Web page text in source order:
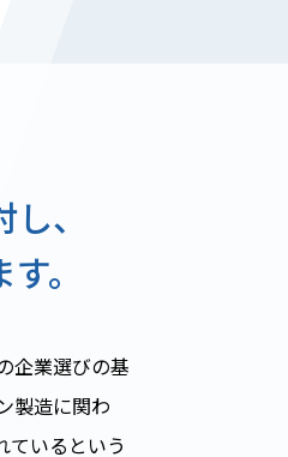
、
。
企業選びの基
製造に関わ
ているという